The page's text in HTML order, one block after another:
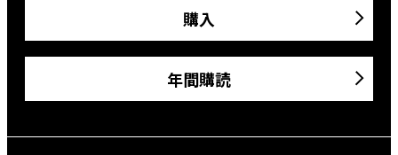
購入
年間購読